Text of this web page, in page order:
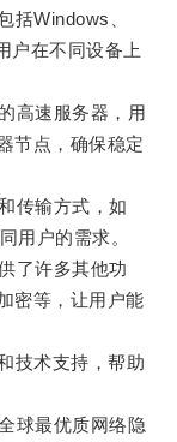
Windows、
户在不同设备上
高速服务器，用
节点，确保稳定
传输方式，如
用户的需求。
了许多其他功
密等，让用户能
术支持，帮助
球最优质网络隐